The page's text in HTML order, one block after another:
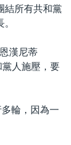
結所有共和黨
漢尼蒂
黨人施壓，要
輪，因為一